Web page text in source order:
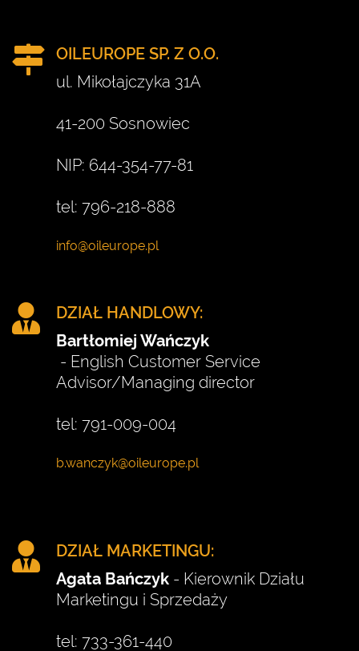
OILEUROPE SP. Z O.O.
ul. Mikołajczyka 31A
41-200 Sosnowiec
NIP: 644-354-77-81
tel: 796-218-888
DZIAŁ HANDLOWY:
Bartłomiej Wańczyk
- English Customer Service
Advisor/Managing director
tel: 791-009-004
DZIAŁ MARKETINGU:
Agata Bańczyk - Kierownik Działu
Marketingu i Sprzedaży
tel: 733-361-440